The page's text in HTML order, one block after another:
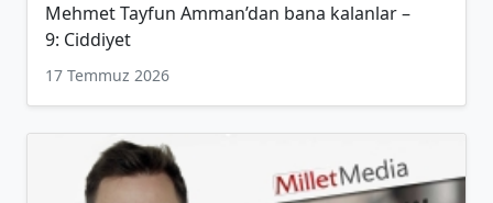
Mehmet Tayfun Amman’dan bana kalanlar –
9: Ciddiyet
17 Temmuz 2026